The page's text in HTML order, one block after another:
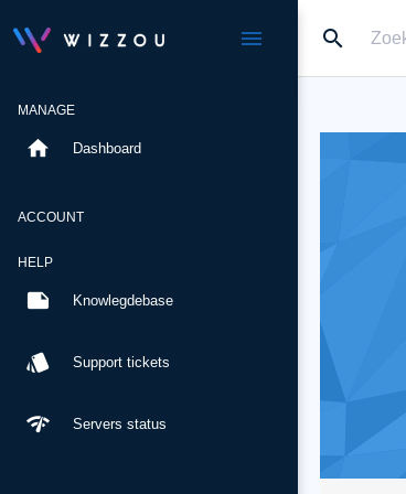
menu search
MANAGE
home Dashboard
ACCOUNT
HELP
note Knowlegdebase
style Support tickets
network_check Servers status